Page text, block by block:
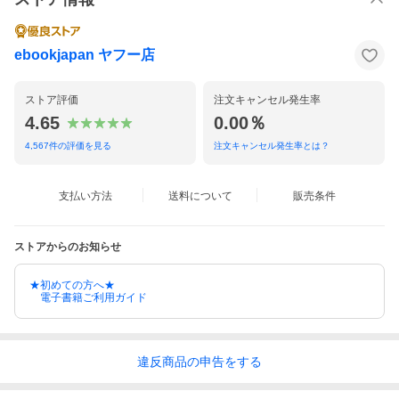
ebookjapan ヤフー店
ストア評価
4.65
4,567件の評価を見る
注文キャンセル発生率
0.00％
注文キャンセル発生率とは？
支払い方法 送料について 販売条件
ストアからのお知らせ
★初めての方へ★
電子書籍ご利用ガイド
違反商品の申告をする